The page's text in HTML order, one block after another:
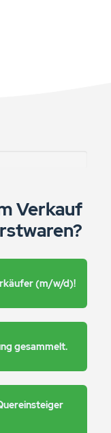
Verkauf
(m/w/d)!
gesammelt.